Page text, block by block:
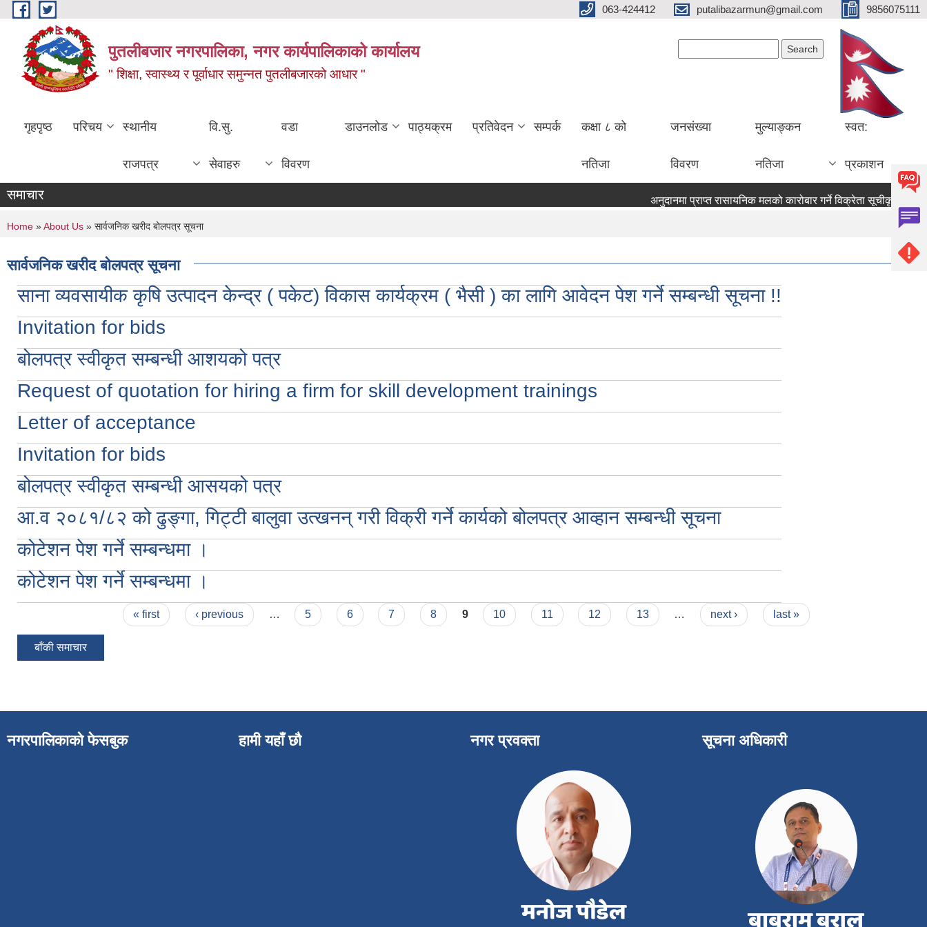
Skip to main content 063-424412 putalibazarmun@gmail.com 9856075111
पुतलीबजार नगरपालिका, नगर कार्यपालिकाको कार्यालय
" शिक्षा, स्वास्थ्य र पूर्वाधार समुन्नत पुतलीबजारको आधार "
गृहपृष्ठ परिचय स्थानीय
राजपत्र
वि.सु.
सेवाहरु
वडा
विवरण
डाउनलोड पाठ्यक्रम प्रतिवेदन सम्पर्क कक्षा ८ को
नतिजा
जनसंख्या
विवरण
मुल्याङ्कन
नतिजा
स्वत:
प्रकाशन
समाचार अनुदानमा प्राप्त रासायनिक मलको कारोबार गर्ने विक्रेता सूचीकृत तथा
You are here
Home »About Us » सार्वजनिक खरीद बोलपत्र सूचना
सार्वजनिक खरीद बोलपत्र सूचना
साना व्यवसायीक कृषि उत्पादन केन्द्र ( पकेट) विकास कार्यक्रम ( भैसी ) का लागि आवेदन पेश गर्ने सम्बन्धी सूचना !!
Invitation for bids
बोलपत्र स्वीकृत सम्बन्धी आशयको पत्र
Request of quotation for hiring a firm for skill development trainings
Letter of acceptance
Invitation for bids
बोलपत्र स्वीकृत सम्बन्धी आसयको पत्र
आ.व २०८१/८२ को ढुङ्गा, गिट्टी बालुवा उत्खनन् गरी विक्री गर्ने कार्यको बोलपत्र आव्हान सम्बन्धी सूचना
कोटेशन पेश गर्ने सम्बन्धमा ।
कोटेशन पेश गर्ने सम्बन्धमा ।
« first ‹ previous … 5 6 7 8 9 10 11 12 13 … next › last »
बाँकी समाचार
नगरपालिकाको फेसबुक हामी यहाँ छौ नगर प्रवक्ता सूचना अधिकारी